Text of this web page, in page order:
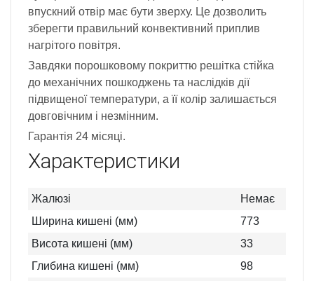
впускний отвір має бути зверху. Це дозволить
зберегти правильний конвективний приплив
нагрітого повітря.
Завдяки порошковому покриттю решітка стійка
до механічних пошкоджень та наслідків дії
підвищеної температури, а її колір залишається
довговічним і незмінним.
Гарантія 24 місяці.
Характеристики
Жалюзі
Немає
Ширина кишені (мм)
773
Висота кишені (мм)
33
Глибина кишені (мм)
98